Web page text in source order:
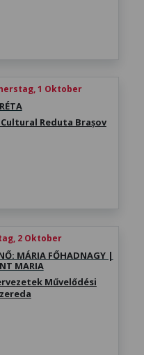
1 Oktober
Reduta Brașov
2 Oktober
MÁRIA FŐHADNAGY |
MARIA
Művelődési